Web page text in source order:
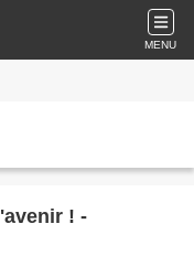
MENU
! -